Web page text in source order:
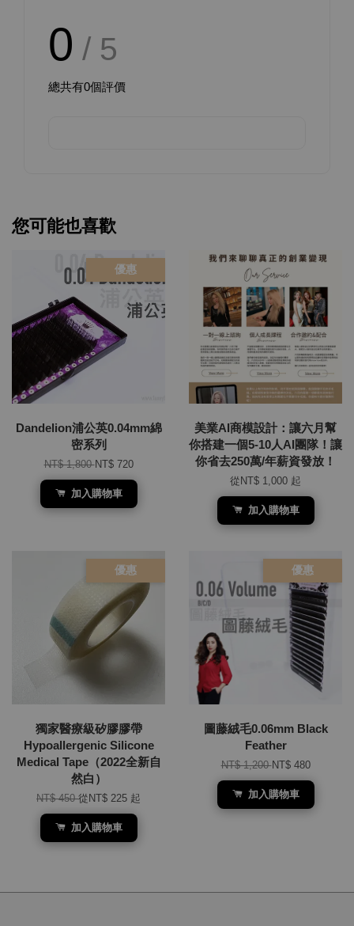
0 / 5
總共有0個評價
您可能也喜歡
優惠
Dandelion浦公英0.04mm綿
密系列
NT$ 1,800NT$ 720
加入購物車
美業AI商模設計：讓六月幫
你搭建一個5-10人AI團隊！讓
你省去250萬/年薪資發放！
從NT$ 1,000 起
加入購物車
優惠
獨家醫療級矽膠膠帶
Hypoallergenic Silicone
Medical Tape（2022全新自
然白）
NT$ 450從NT$ 225 起
加入購物車
優惠
圖藤絨毛0.06mm Black
Feather
NT$ 1,200NT$ 480
加入購物車